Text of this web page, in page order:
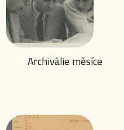
Archiválie měsíce